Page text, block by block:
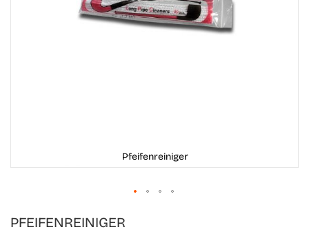
PFEIFENREINIGER
Pfeifenreiniger
to